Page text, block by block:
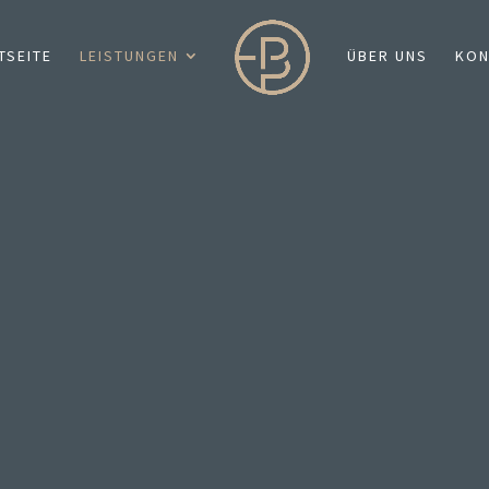
LEISTUNGEN ÜBER UNS